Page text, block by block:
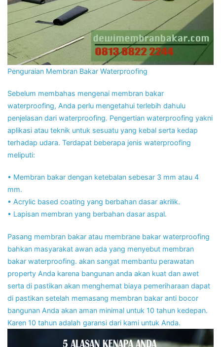
Penguraian Membran Bakar Waterproofing
Sebelum membahas mengenai membran bakar
waterproofing, Anda perlu mengetahui terlebih dahulu
penjelasan dari waterproofing. Pengertian waterproofing yakni
aplikasi atau teknik untuk sesuatu yang kebal serta kedap
terhadap udara. Terdapat beberapa jenis waterproofing
meliputi:
• Membran bakar dengan ketebalan sebesar 3 mm atau 4
mm.
• Acrylic based coating yang berbahan dasar akrilik.
• Lapisan membran yang berbahan dasar aspal.
Pasang membran bakar atau membrane bakar waterproofing
bahkan masyarakat awan ada yang menyebut membran
bakar waterproofing. akan sangat membantu perawatan
property Anda karena bangunan anda akan kuat dan awet
serta di pastikan akan menghemat biaya pemeriharaan dapat
di pastikan setelah memasang membran bakar anti bocor
bangunan Anda akan aman minimal untuk 10 tahun kedepan.
Karen 10 tahun adalah garansi dari kami untuk Anda.